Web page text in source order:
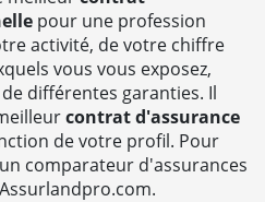
pour une profession
activité, de votre chiffre
vous vous exposez,
différentes garanties. Il
contrat d'assurance
de votre profil. Pour
comparateur d'assurances